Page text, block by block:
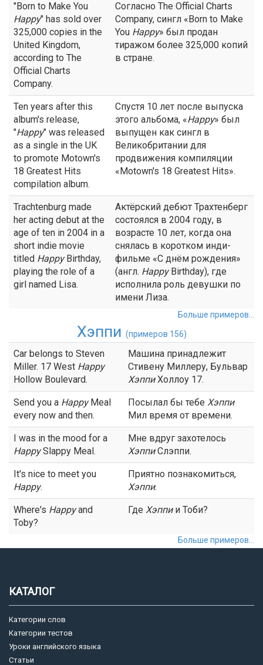
"Born to Make You
Happy" has sold over
325,000 copies in the
United Kingdom,
according to The
Official Charts
Company.
Согласно The Official Charts
Company, сингл «Born to Make
You Happy» был продан
тиражом более 325,000 копий
в стране.
Ten years after this
album's release,
"Happy" was released
as a single in the UK
to promote Motown's
18 Greatest Hits
compilation album.
Спустя 10 лет после выпуска
этого альбома, «Happy» был
выпущен как сингл в
Великобритании для
продвижения компиляции
«Motown's 18 Greatest Hits».
Trachtenburg made
her acting debut at the
age of ten in 2004 in a
short indie movie
titled HappyBirthday,
playing the role of a
girl named Lisa.
Актёрский дебют Трахтенберг
состоялся в 2004 году, в
возрасте 10 лет, когда она
снялась в коротком инди-
фильме «С днём рождения»
(англ. HappyBirthday), где
исполнила роль девушки по
имени Лиза.
Больше примеров...
Хэппи (примеров 156)
Car belongs to Steven
Miller. 17 West Happy
Hollow Boulevard.
Машина принадлежит
Стивену Миллеру, Бульвар
ХэппиХоллоу 17.
Send you a HappyMeal
every now and then.
Посылал бы тебе Хэппи
Мил время от времени.
I was in the mood for a
HappySlappy Meal.
Мне вдруг захотелось
ХэппиСлэппи.
It's nice to meet you
Happy.
Приятно познакомиться,
Хэппи.
Where's Happyand
Toby?
Где Хэппии Тоби?
Больше примеров...
КАТАЛОГ
Категории слов
Категории тестов
Уроки английского языка
Статьи